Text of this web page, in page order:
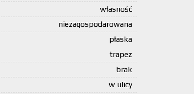
własność
niezagospodarowana
płaska
trapez
brak
w ulicy